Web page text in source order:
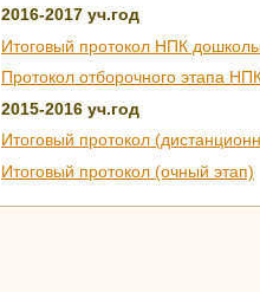
2016-2017 уч.год
Итоговый протокол НПК
Протокол отборочного этапа
2015-2016 уч.год
Итоговый протокол
Итоговый протокол (очный этап)